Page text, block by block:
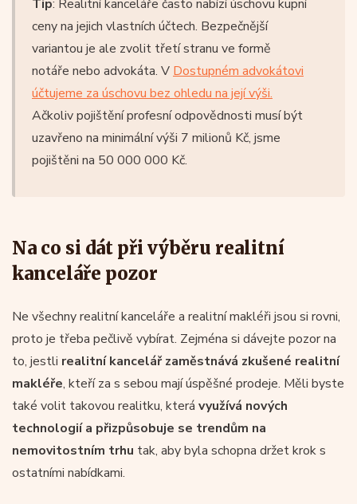
Tip: Realitní kanceláře často nabízí úschovu kupní
ceny na jejich vlastních účtech. Bezpečnější
variantou je ale zvolit třetí stranu ve formě
notáře nebo advokáta. V Dostupném advokátovi
účtujeme za úschovu bez ohledu na její výši.
Ačkoliv pojištění profesní odpovědnosti musí být
uzavřeno na minimální výši 7 milionů Kč, jsme
pojištěni na 50 000 000 Kč.
Na co si dát při výběru realitní
kanceláře pozor
Ne všechny realitní kanceláře a realitní makléři jsou si rovni,
proto je třeba pečlivě vybírat. Zejména si dávejte pozor na
to, jestli realitní kancelář zaměstnává zkušené realitní
makléře, kteří za s sebou mají úspěšné prodeje. Měli byste
také volit takovou realitku, která využívá nových
technologií a přizpůsobuje se trendům na
nemovitostním trhu tak, aby byla schopna držet krok s
ostatními nabídkami.